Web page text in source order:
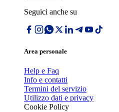
Seguici anche su
Area personale
Help e Faq
Info e contatti
Termini del servizio
Utilizzo dati e privacy
Cookie Policy